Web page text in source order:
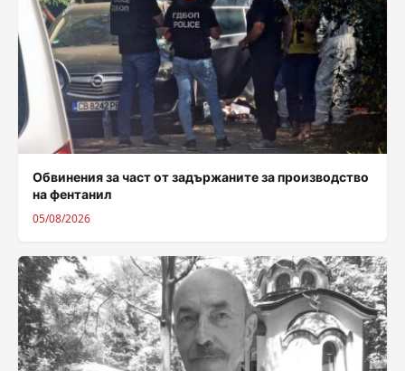
Обвинения за част от задържаните за производство
на фентанил
05/08/2026